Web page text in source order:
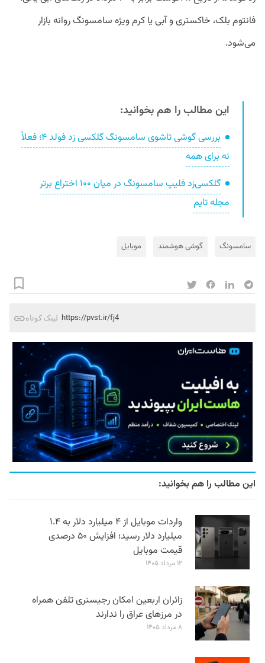
فانتوم بلک، خاکستری و آبی یا کرم ویژه سامسونگ روانه بازار
می‌شود.
این مطالب را هم بخوانید:
بررسی گوشی تاشوی سامسونگ گلکسی زد فولد ۴؛ فعلاً
نه برای همه
گلکسی‌زد فلیپ سامسونگ در میان ۱۰۰ اختراع برتر
مجله تایم
سامسونگ گوشی هوشمند موبایل
لینک کوتاه https://pvst.ir/fj4
این مطالب را هم بخوانید:
واردات موبایل از ۴ میلیارد دلار به ۱.۴
میلیارد دلار رسید؛ افزایش ۵۰ درصدی
قیمت موبایل
۱۲ مرداد ۱۴۰۵
زائران اربعین امکان رجیستری تلفن همراه
در مرزهای عراق را ندارند
۸ مرداد ۱۴۰۵